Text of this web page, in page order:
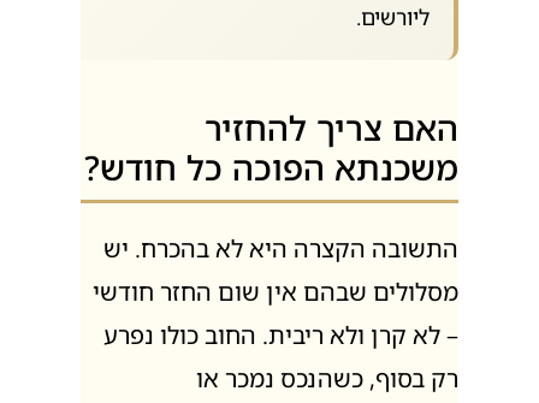
ליורשים.
האם צריך להחזיר
משכנתא הפוכה כל חודש?
התשובה הקצרה היא לא בהכרח. יש
מסלולים שבהם אין שום החזר חודשי
– לא קרן ולא ריבית. החוב כולו נפרע
רק בסוף, כשהנכס נמכר או